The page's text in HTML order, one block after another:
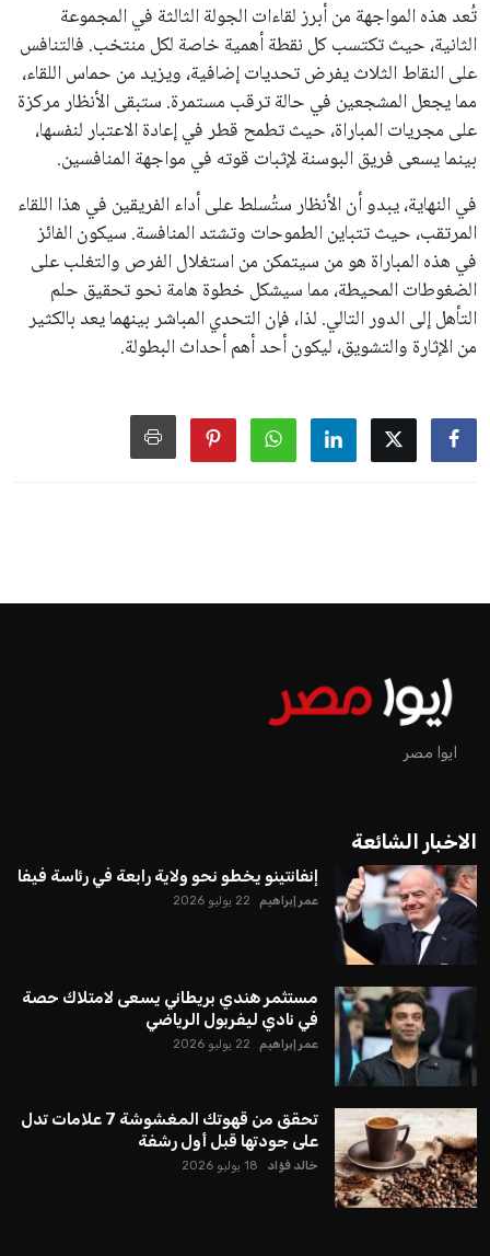
تُعد هذه المواجهة من أبرز لقاءات الجولة الثالثة في المجموعة
الثانية، حيث تكتسب كل نقطة أهمية خاصة لكل منتخب. فالتنافس
على النقاط الثلاث يفرض تحديات إضافية، ويزيد من حماس اللقاء،
مما يجعل المشجعين في حالة ترقب مستمرة. ستبقى الأنظار مركزة
على مجريات المباراة، حيث تطمح قطر في إعادة الاعتبار لنفسها،
بينما يسعى فريق البوسنة لإثبات قوته في مواجهة المنافسين.
في النهاية، يبدو أن الأنظار ستُسلط على أداء الفريقين في هذا اللقاء
المرتقب، حيث تتباين الطموحات وتشتد المنافسة. سيكون الفائز
في هذه المباراة هو من سيتمكن من استغلال الفرص والتغلب على
الضغوطات المحيطة، مما سيشكل خطوة هامة نحو تحقيق حلم
التأهل إلى الدور التالي. لذا، فإن التحدي المباشر بينهما يعد بالكثير
من الإثارة والتشويق، ليكون أحد أهم أحداث البطولة.
ايوا مصر
الاخبار الشائعة
إنفانتينو يخطو نحو ولاية رابعة في رئاسة فيفا
عمر إبراهيم 22 يوليو 2026
مستثمر هندي بريطاني يسعى لامتلاك حصة
في نادي ليفربول الرياضي
عمر إبراهيم 22 يوليو 2026
تحقق من قهوتك المغشوشة 7 علامات تدل
على جودتها قبل أول رشفة
خالد فؤاد 18 يوليو 2026